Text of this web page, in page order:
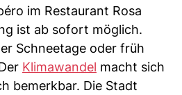
im Restaurant Rosa
ist ab sofort möglich.
Schneetage oder früh
Klimawandel macht sich
bemerkbar. Die Stadt